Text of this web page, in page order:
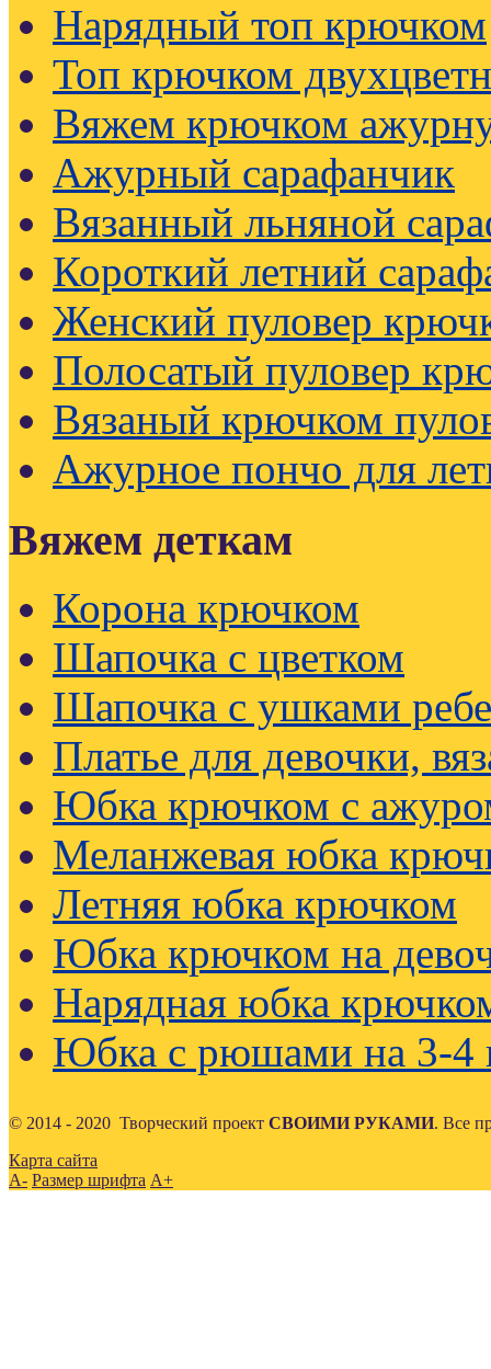
Нарядный топ крючком
Топ крючком
Вяжем крючком
Ажурный сарафанчик
Вязанный льняной
Короткий летний
Женский пуловер
Полосатый пуловер
Вязаный крючком
Ажурное пончо для
Вяжем деткам
Корона крючком
Шапочка с цветком
Шапочка с ушками
Платье для девочки,
Юбка крючком с
Меланжевая юбка
Летняя юбка крючком
Юбка крючком на
Нарядная юбка
Юбка с рюшами на 3-4
© 2014 - 2020 Творческий проект СВОИМИ РУКАМИ. Все
Карта сайта
A- Размер шрифта A+